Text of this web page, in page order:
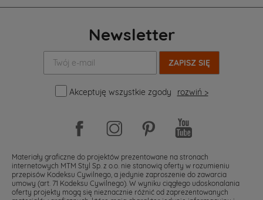
Newsletter
mail:
Akceptuję wszystkie zgody
rozwiń >
Materiały graficzne do projektów prezentowane na stronach
internetowych MTM Styl Sp. z o.o. nie stanowią oferty w rozumieniu
przepisów Kodeksu Cywilnego, a jedynie zaproszenie do zawarcia
umowy (art. 71 Kodeksu Cywilnego). W wyniku ciągłego udoskonalania
oferty projekty mogą się nieznacznie różnić od zaprezentowanych